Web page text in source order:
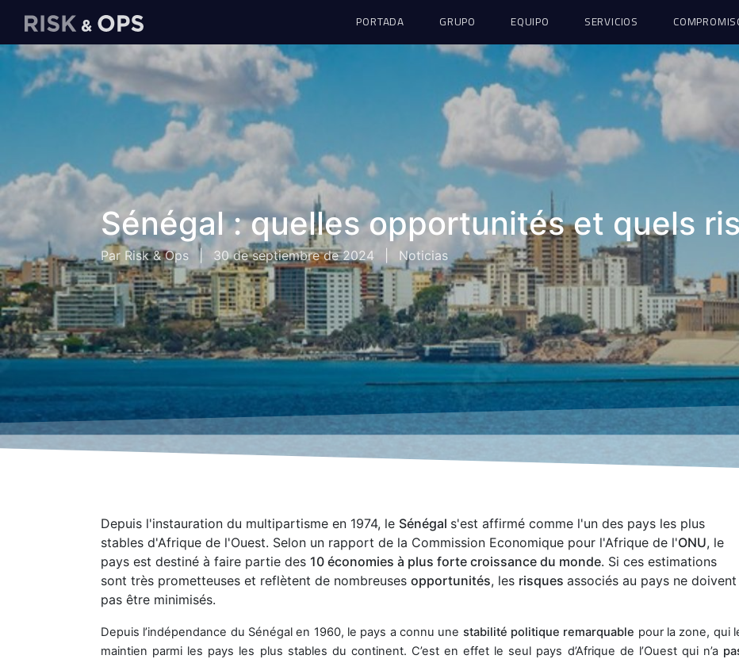
PORTADA GRUPO EQUIPO SERVICIOS
Sénégal : quelles opportunités et quels
Par Risk & Ops | 30 de septiembre de 2024 Noticias
Depuis l'instauration du multipartisme en 1974, le Sénégal s'est affirmé comme l'un des pays les plus
stables d'Afrique de l'Ouest. Selon un rapport de la Commission Economique pour l'Afrique de l'ONU, le
pays est destiné à faire partie des 10 économies à plus forte croissance du monde. Si ces estimations
sont très prometteuses et reflètent de nombreuses opportunités, les risques associés au pays ne doivent
pas être minimisés.
Depuis l’indépendance du Sénégal en 1960, le pays a connu une stabilité politique remarquable pour la zone, qui
maintien parmi les pays les plus stables du continent. C’est en effet le seul pays d’Afrique de l’Ouest qui n’a